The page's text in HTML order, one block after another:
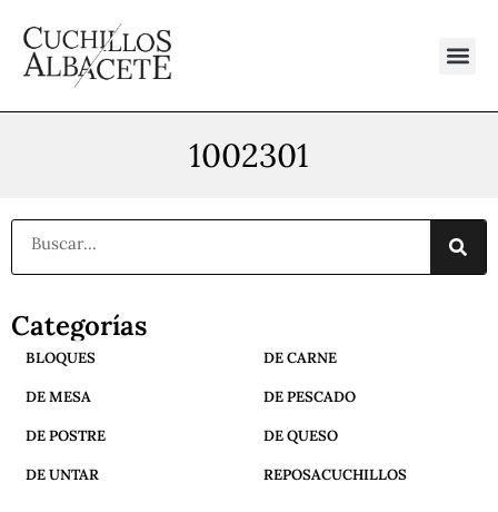
contenido
1002301
Buscar
Categorías
BLOQUES DE CARNE
DE MESA DE PESCADO
DE POSTRE DE QUESO
DE UNTAR REPOSACUCHILLOS